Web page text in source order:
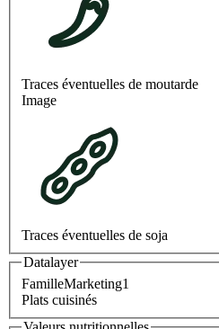
Traces éventuelles de moutarde
Image
Traces éventuelles de soja
Datalayer
FamilleMarketing1
Plats cuisinés